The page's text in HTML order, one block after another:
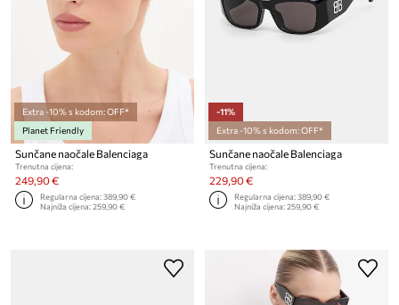
Extra -10% s kodom: OFF*
Planet Friendly
Sunčane naočale Balenciaga
Trenutna cijena:
249,90 €
Regularna cijena:389,90 €
Najniža cijena:259,90 €
-11%
Extra -10% s kodom: OFF*
Sunčane naočale Balenciaga
Trenutna cijena:
229,90 €
Regularna cijena:389,90 €
Najniža cijena:259,90 €